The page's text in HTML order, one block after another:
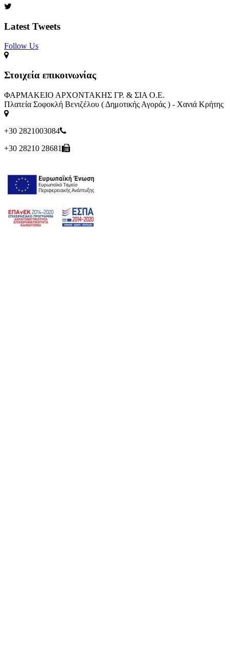
Latest Tweets
Follow Us​
Στοιχεία επικοινωνίας
ΦΑΡΜΑΚΕΙΟ ΑΡΧΟΝΤΑΚΗΣ ΓΡ. & ΣΙΑ Ο.Ε.
Πλατεία Σοφοκλή Βενιζέλου ( Δημοτικής Αγοράς ) - Χανιά Κρήτης
+30 2821003084
+30 28210 28681